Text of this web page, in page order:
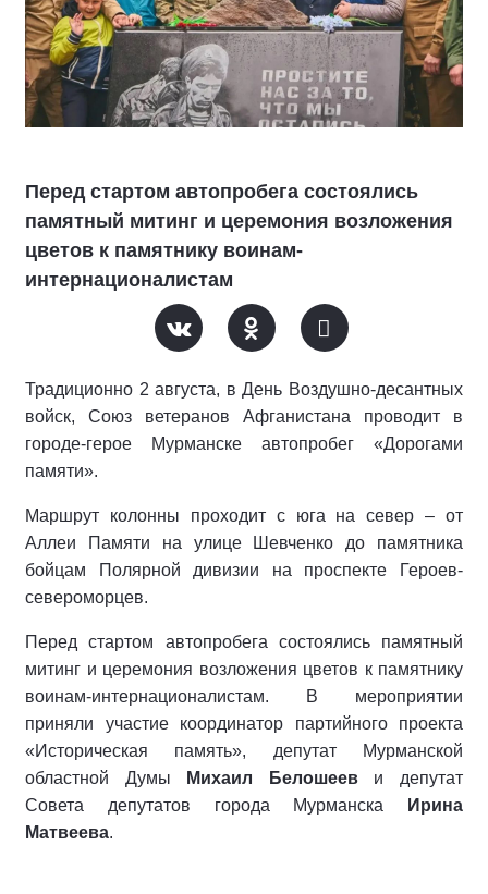
Перед стартом автопробега состоялись
памятный митинг и церемония возложения
цветов к памятнику воинам-
интернационалистам
Традиционно 2 августа, в День Воздушно-десантных
войск, Союз ветеранов Афганистана проводит в
городе-герое Мурманске автопробег «Дорогами
памяти».
Маршрут колонны проходит с юга на север – от
Аллеи Памяти на улице Шевченко до памятника
бойцам Полярной дивизии на проспекте Героев-
североморцев.
Перед стартом автопробега состоялись памятный
митинг и церемония возложения цветов к памятнику
воинам-интернационалистам. В мероприятии
приняли участие координатор партийного проекта
«Историческая память», депутат Мурманской
областной Думы
Михаил Белошееви депутат
Совета депутатов города Мурманска
Ирина
Матвеева.